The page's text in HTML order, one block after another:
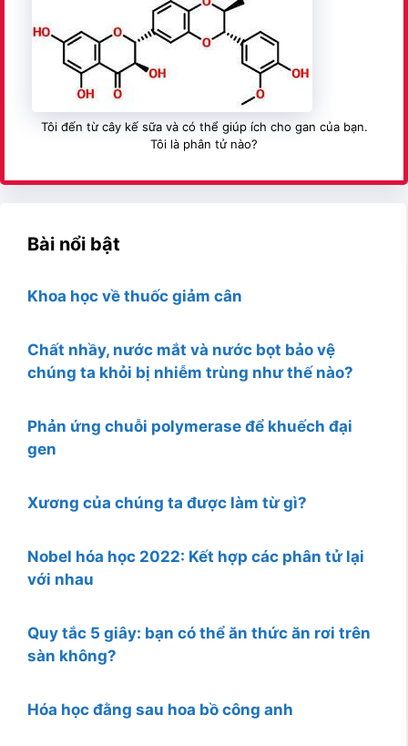
Tôi đến từ cây kế sữa và có thể giúp ích cho gan của bạn.
Tôi là phân tử nào?
Bài nổi bật
Khoa học về thuốc giảm cân
Chất nhầy, nước mắt và nước bọt bảo vệ
chúng ta khỏi bị nhiễm trùng như thế nào?
Phản ứng chuỗi polymerase để khuếch đại
gen
Xương của chúng ta được làm từ gì?
Nobel hóa học 2022: Kết hợp các phân tử lại
với nhau
Quy tắc 5 giây: bạn có thể ăn thức ăn rơi trên
sàn không?
Hóa học đằng sau hoa bồ công anh